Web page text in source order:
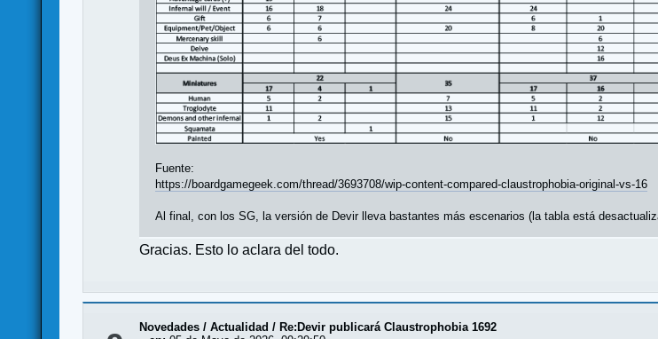
Fuente:
https://boardgamegeek.com/thread/3693708/wip-content-compared-claustrophobia-original-vs-16
Al final, con los SG, la versión de Devir lleva bastantes más escenarios (la tabla está
Gracias. Esto lo aclara del todo.
Novedades / Actualidad / Re:Devir publicará Claustrophobia 1692